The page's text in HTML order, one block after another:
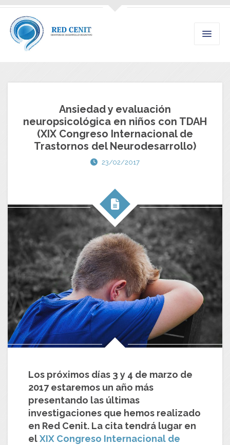
Ansiedad y evaluación
neuropsicológica en niños con TDAH
(XIX Congreso Internacional de
Trastornos del Neurodesarrollo)
23/02/2017
Los próximos días 3 y 4 de marzo de
2017 estaremos un año más
presentando las últimas
investigaciones que hemos realizado
en Red Cenit. La cita tendrá lugar en
elXIX Congreso Internacional de